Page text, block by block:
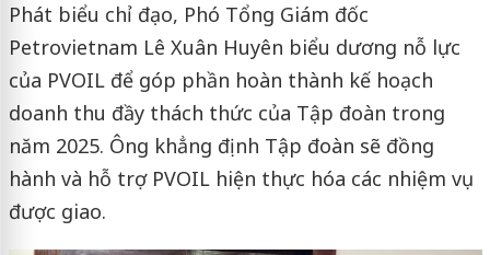
Phát biểu chỉ đạo, Phó Tổng Giám đốc
Petrovietnam Lê Xuân Huyên biểu dương nỗ lực
của PVOIL để góp phần hoàn thành kế hoạch
doanh thu đầy thách thức của Tập đoàn trong
năm 2025. Ông khẳng định Tập đoàn sẽ đồng
hành và hỗ trợ PVOIL hiện thực hóa các nhiệm vụ
được giao.